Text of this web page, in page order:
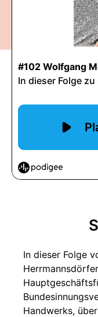
In dieser Folge
Handwerks,